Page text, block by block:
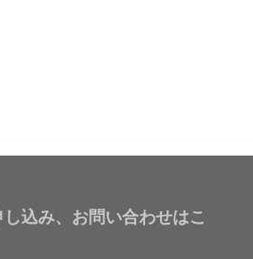
し込み、お問い合わせはこ